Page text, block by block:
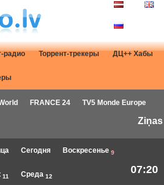
радио Торрент-трекеры ДЦ++ Хабы
FRANCE 24 TV5 Monde Europe
Ziņas
Сегодня Воскресенье 9
11 Среда 12
07:20